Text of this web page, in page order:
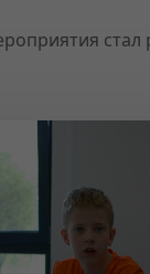
стал